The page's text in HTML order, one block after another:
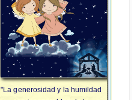
"La generosidad y la humildad